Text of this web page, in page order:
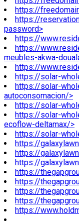
https://
https://
password>
https://
https://
meubles-akwa-
https://
https://solar-
https://solar-
autoconsomacion/>
https://solar-
https://solar-
ecoflow-deltamax/>
https://solar-
https://
https://
https://
https://
https://
https://
https://
https://